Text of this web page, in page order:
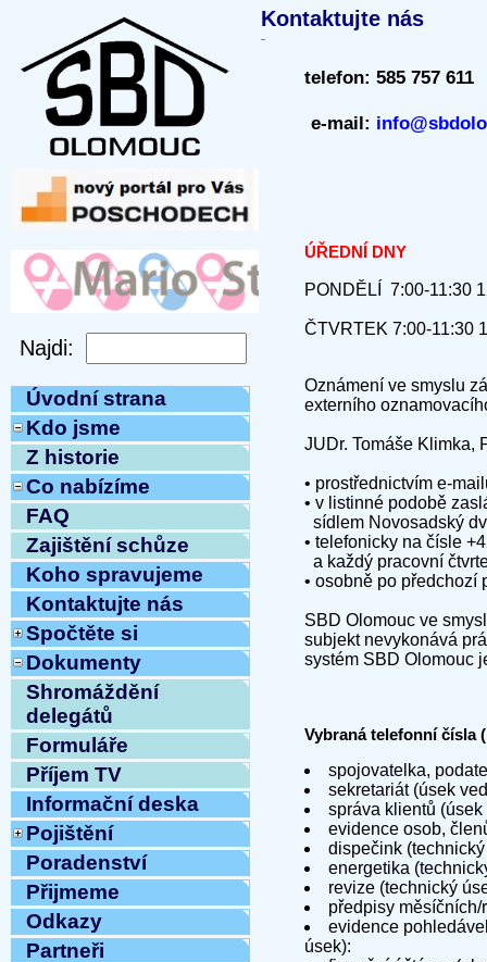
Úvodní strana
Kdo jsme
Z historie
Co nabízíme
FAQ
Zajištění schůze
Koho spravujeme
Kontaktujte nás
Spočtěte si
Dokumenty
Shromáždění
delegátů
Formuláře
Příjem TV
Informační deska
Pojištění
Poradenství
Přijmeme
Odkazy
Partneři
Kontaktujte nás
telefon:
e-mail:
585 757 611
ÚŘEDNÍ DNY
PONDĚLÍ 7:00-11:30
ČTVRTEK 7:00-11:30
Oznámení ve smyslu
externího
JUDr. Tomáše Klimka,
• prostřednictvím e-
• v listinné podobě
sídlem Novosadský
• telefonicky na čísle
a každý pracovní
• osobně po předchozí
SBD Olomouc ve
subjekt nevykonává
systém SBD Olomouc
Vybraná telefonní čísla
spojovatelka,
sekretariát (úsek
správa klientů
evidence osob,
dispečink
energetika
revize (technický
předpisy
evidence
úsek):